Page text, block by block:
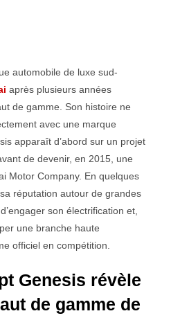
automobile de luxe sud-
après plusieurs années
de gamme. Son histoire ne
avec une marque
apparaît d’abord sur un projet
de devenir, en 2015, une
Motor Company. En quelques
réputation autour de grandes
son électrification et,
une branche haute
officiel en compétition.
Genesis révèle
de gamme de